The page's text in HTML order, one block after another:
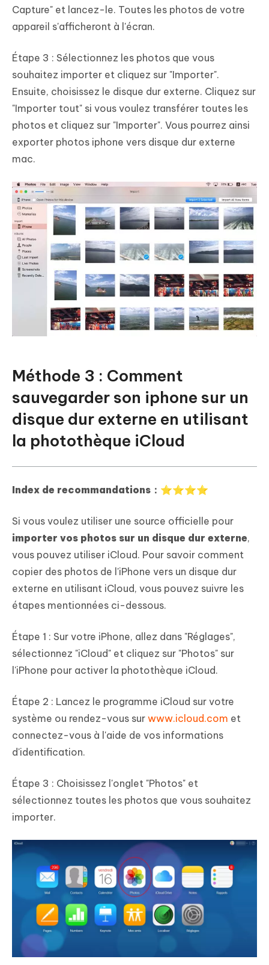
Capture" et lancez-le. Toutes les photos de votre
appareil s'afficheront à l'écran.
Étape 3 : Sélectionnez les photos que vous
souhaitez importer et cliquez sur "Importer".
Ensuite, choisissez le disque dur externe. Cliquez sur
"Importer tout" si vous voulez transférer toutes les
photos et cliquez sur "Importer". Vous pourrez ainsi
exporter photos iphone vers disque dur externe
mac.
Méthode 3 : Comment
sauvegarder son iphone sur un
disque dur externe en utilisant
la photothèque iCloud
Index de recommandations：⭐⭐⭐⭐
Si vous voulez utiliser une source officielle pour
importer vos photos sur un disque dur externe,
vous pouvez utiliser iCloud. Pour savoir comment
copier des photos de l'iPhone vers un disque dur
externe en utilisant iCloud, vous pouvez suivre les
étapes mentionnées ci-dessous.
Étape 1 : Sur votre iPhone, allez dans "Réglages",
sélectionnez "iCloud" et cliquez sur "Photos" sur
l'iPhone pour activer la photothèque iCloud.
Étape 2 : Lancez le programme iCloud sur votre
système ou rendez-vous sur www.icloud.com et
connectez-vous à l'aide de vos informations
d'identification.
Étape 3 : Choisissez l'onglet "Photos" et
sélectionnez toutes les photos que vous souhaitez
importer.